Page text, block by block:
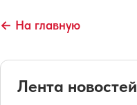
← На главную
Лента новостей